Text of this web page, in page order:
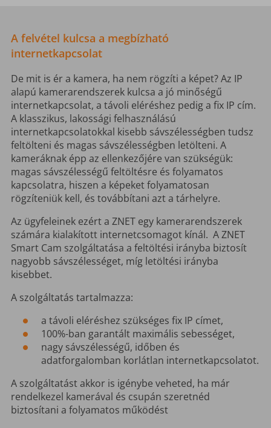
A felvétel kulcsa a megbízható
internetkapcsolat
De mit is ér a kamera, ha nem rögzíti a képet? Az IP
alapú kamerarendszerek kulcsa a jó minőségű
internetkapcsolat, a távoli eléréshez pedig a fix IP cím.
A klasszikus, lakossági felhasználású
internetkapcsolatokkal kisebb sávszélességben tudsz
feltölteni és magas sávszélességben letölteni. A
kameráknak épp az ellenkezőjére van szükségük:
magas sávszélességű feltöltésre és folyamatos
kapcsolatra, hiszen a képeket folyamatosan
rögzíteniük kell, és továbbítani azt a tárhelyre.
Az ügyfeleinek ezért a ZNET egy kamerarendszerek
számára kialakított internetcsomagot kínál. A ZNET
Smart Cam szolgáltatása a feltöltési irányba biztosít
nagyobb sávszélességet, míg letöltési irányba
kisebbet.
A szolgáltatás tartalmazza:
a távoli eléréshez szükséges fix IP címet,
100%-ban garantált maximális sebességet,
nagy sávszélességű, időben és
adatforgalomban korlátlan internetkapcsolatot.
A szolgáltatást akkor is igénybe veheted, ha már
rendelkezel kamerával és csupán szeretnéd
biztosítani a folyamatos működést